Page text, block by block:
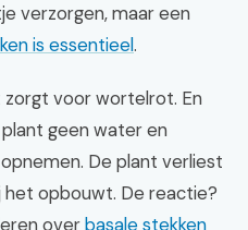
verzorgen, maar een
is essentieel.
voor wortelrot. En
geen water en
De plant verliest
het opbouwt. De reactie?
overbasale stekken